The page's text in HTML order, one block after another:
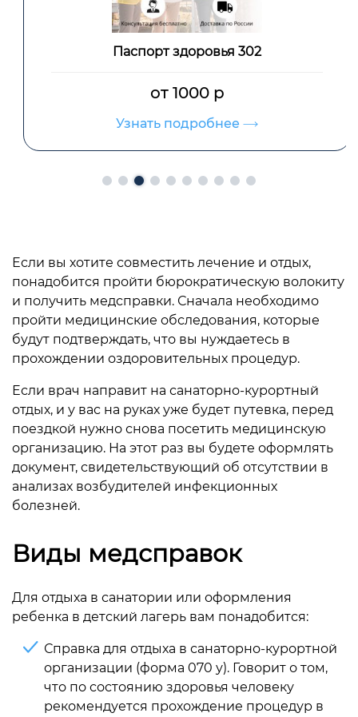
Паспорт здоровья 302
от 1000 р
Узнать подробнее
Если вы хотите совместить лечение и отдых,
понадобится пройти бюрократическую волокиту
и получить медсправки. Сначала необходимо
пройти медицинские обследования, которые
будут подтверждать, что вы нуждаетесь в
прохождении оздоровительных процедур.
Если врач направит на санаторно-курортный
отдых, и у вас на руках уже будет путевка, перед
поездкой нужно снова посетить медицинскую
организацию. На этот раз вы будете оформлять
документ, свидетельствующий об отсутствии в
анализах возбудителей инфекционных
болезней.
Виды медсправок
Для отдыха в санатории или оформления
ребенка в детский лагерь вам понадобится:
Справка для отдыха в санаторно-курортной
организации (форма 070 у). Говорит о том,
что по состоянию здоровья человеку
рекомендуется прохождение процедур в